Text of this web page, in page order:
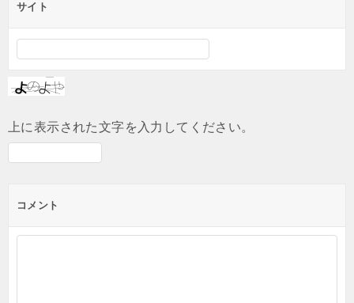
サイト
上に表示された文字を入力してください。
コメント